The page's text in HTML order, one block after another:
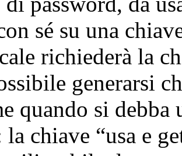
sé su una
richiederà la
generarsi
quando si debba
la chiave “usa e